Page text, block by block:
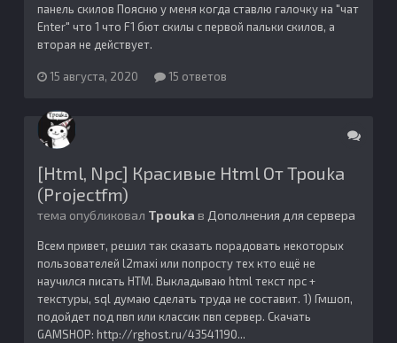
панель скилов Поясню у меня когда ставлю галочку на "чат
Enter" что 1 что F1 бют скилы с первой пальки скилов, а
вторая не действует.
15 августа, 2020 15 ответов
[Html, Npc] Красивые Html От Tpouka
(Projectfm)
тема опубликовал Tpоuka в Дополнения для сервера
Всем привет, решил так сказать порадовать некоторых
пользователей l2maxi или попросту тех кто ещё не
научился писать HTM. Выкладываю html текст npc +
текстуры, sql думаю сделать труда не составит. 1) Гмшоп,
подойдет под пвп или классик пвп сервер. Скачать
GAMSHOP: http://rghost.ru/43541190...